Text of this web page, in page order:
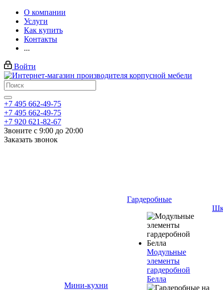
О компании
Услуги
Как купить
Контакты
...
Войти
+7 495 662-49-75
+7 495 662-49-75
+7 920 621-82-67
Звоните с 9:00 до 20:00
Заказать звонок
Мини-кухни
Гардеробные
Модульные
элементы
гардеробной
Белла